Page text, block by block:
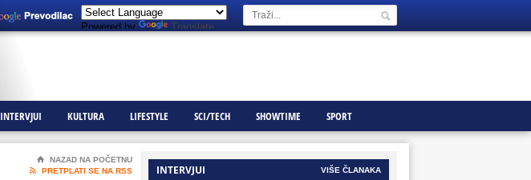
Powered by Translate
INTERVJUI KULTURA LIFESTYLE SCI/TECH SHOWTIME SPORT
⌂
NAZAD NA POČETNU

PRETPLATI SE NA RSS INTERVJUI VIŠE ČLANAKA